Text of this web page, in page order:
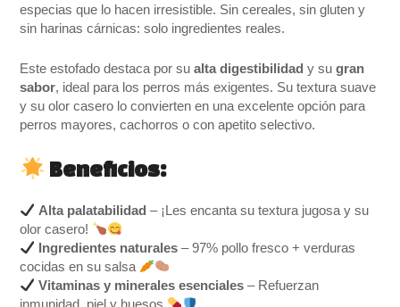
especias que lo hacen irresistible. Sin cereales, sin gluten y
sin harinas cárnicas: solo ingredientes reales.
Este estofado destaca por sualta digestibilidad y sugran
sabor, ideal para los perros más exigentes. Su textura suave
y su olor casero lo convierten en una excelente opción para
perros mayores, cachorros o con apetito selectivo.
Beneficios:
Alta palatabilidad – ¡Les encanta su textura jugosa y su
olor casero!
Ingredientes naturales – 97% pollo fresco + verduras
cocidas en su salsa
Vitaminas y minerales esenciales – Refuerzan